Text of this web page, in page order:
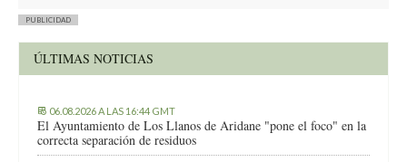
PUBLICIDAD
ÚLTIMAS NOTICIAS
06.08.2026 A LAS 16:44 GMT
El Ayuntamiento de Los Llanos de Aridane "pone el foco" en la
correcta separación de residuos